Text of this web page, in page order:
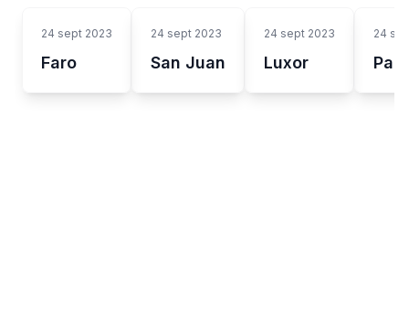
24 sept 2023
Faro
24 sept 2023
San Juan
24 sept 2023
Luxor
24